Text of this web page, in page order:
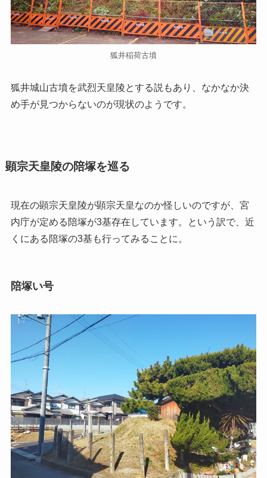
狐井稲荷古墳
狐井城山古墳を武烈天皇陵とする説もあり、なかなか決
め手が見つからないのが現状のようです。
顕宗天皇陵の陪塚を巡る
現在の顕宗天皇陵が顕宗天皇なのか怪しいのですが、宮
内庁が定める陪塚が3基存在しています。という訳で、近
くにある陪塚の3基も行ってみることに。
陪塚い号